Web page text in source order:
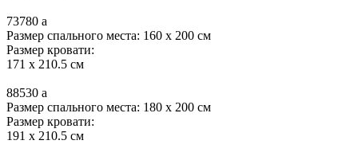
73780 a
Размер спального места: 160 x 200 см
Размер кровати:
171 x 210.5 см
88530 a
Размер спального места: 180 x 200 см
Размер кровати:
191 x 210.5 см